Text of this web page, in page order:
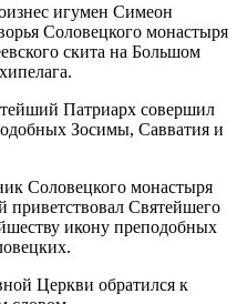
игумен Симеон
Соловецкого монастыря
скита на Большом
Патриарх совершил
Зосимы, Савватия и
Соловецкого монастыря
Святейшего
икону преподобных
Церкви обратился к